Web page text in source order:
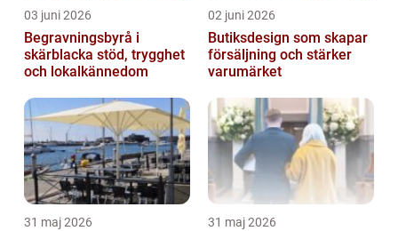
03 juni 2026
Begravningsbyrå i
skärblacka stöd, trygghet
och lokalkännedom
02 juni 2026
Butiksdesign som skapar
försäljning och stärker
varumärket
31 maj 2026 31 maj 2026